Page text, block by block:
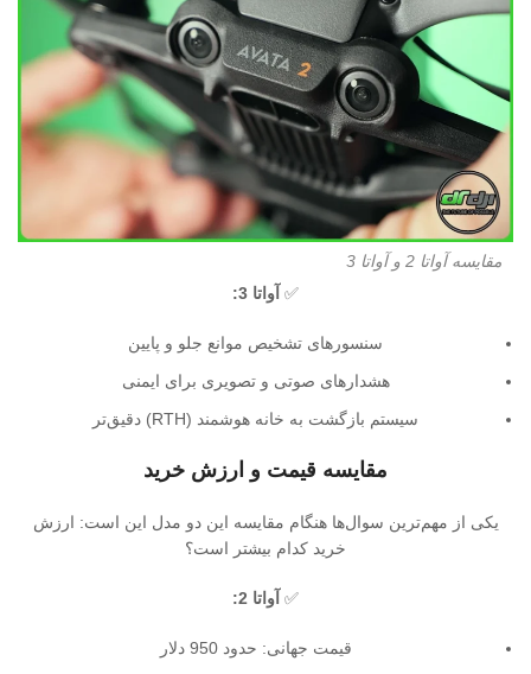
مقایسه آواتا 2 و آواتا 3
✅ آواتا 3:
سنسورهای تشخیص موانع جلو و پایین
هشدارهای صوتی و تصویری برای ایمنی
سیستم بازگشت به خانه هوشمند (RTH) دقیق‌تر
مقایسه قیمت و ارزش خرید
یکی از مهم‌ترین سوال‌ها هنگام مقایسه این دو مدل این است: ارزش
خرید کدام بیشتر است؟
✅ آواتا 2:
قیمت جهانی: حدود 950 دلار